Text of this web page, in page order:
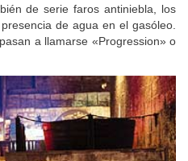
de serie faros antiniebla, los
de agua en el gasóleo.
a llamarse «Progression» o